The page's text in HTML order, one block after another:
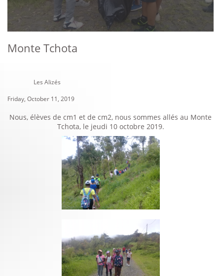
Monte Tchota
Les Alizés
Friday, October 11, 2019
Nous, élèves de cm1 et de cm2, nous sommes allés au Monte
Tchota, le jeudi 10 octobre 2019.